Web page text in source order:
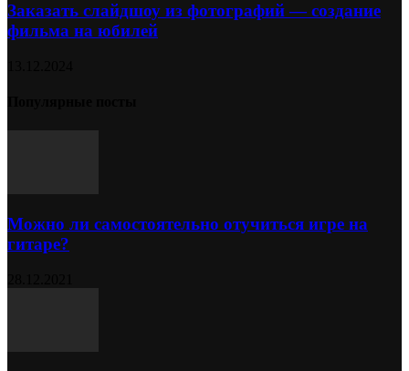
Заказать слайдшоу из фотографий — создание
фильма на юбилей
Можно ли самостоятельно отучиться игре на
гитаре?